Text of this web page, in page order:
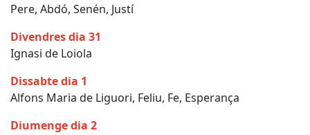
Pere, Abdó, Senén, Justí
Divendres dia 31
Ignasi de Loiola
Dissabte dia 1
Alfons Maria de Liguori, Feliu, Fe, Esperança
Diumenge dia 2